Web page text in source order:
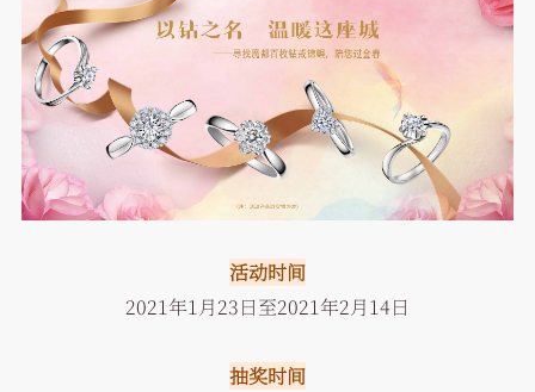
活动时间
2021年1月23日至2021年2月14日
抽奖时间